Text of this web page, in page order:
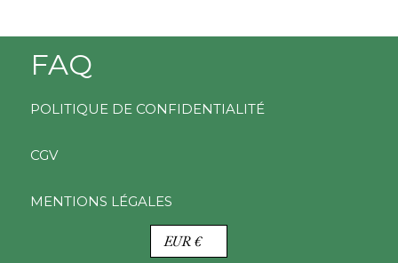
FAQ
POLITIQUE DE CONFIDENTIALITÉ
CGV
MENTIONS LÉGALES
EUR €